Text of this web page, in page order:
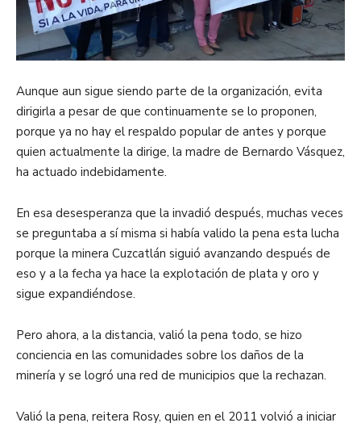
Aunque aun sigue siendo parte de la organización, evita
dirigirla a pesar de que continuamente se lo proponen,
porque ya no hay el respaldo popular de antes y porque
quien actualmente la dirige, la madre de Bernardo Vásquez,
ha actuado indebidamente.
En esa desesperanza que la invadió después, muchas veces
se preguntaba a sí misma si había valido la pena esta lucha
porque la minera Cuzcatlán siguió avanzando después de
eso y a la fecha ya hace la explotación de plata y oro y
sigue expandiéndose.
Pero ahora, a la distancia, valió la pena todo, se hizo
conciencia en las comunidades sobre los daños de la
minería y se logró una red de municipios que la rechazan.
Valió la pena, reitera Rosy, quien en el 2011 volvió a iniciar